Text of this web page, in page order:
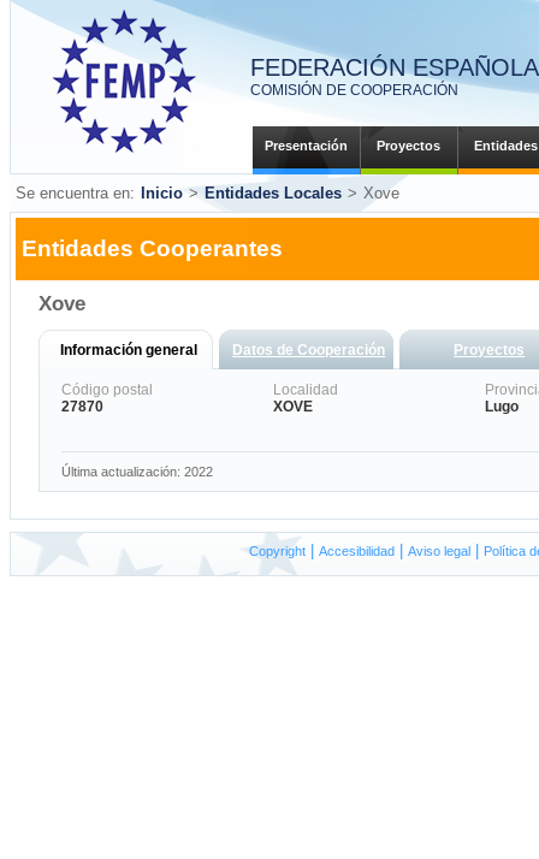
FEDERACIÓN
COMISIÓN DE COOPERACIÓN
Presentación Proyectos Entidades
Se encuentra en: Inicio > Entidades Locales > Xove
Entidades Cooperantes
Xove
Información general Datos de Cooperación Proyectos
Código postal
27870
Localidad
XOVE
Lugo
Última actualización: 2022
Copyright| Accesibilidad| Aviso legal| Política